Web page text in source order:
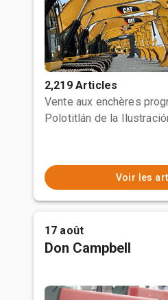
2,219 Articles
Vente aux enchères
Polotitlán de la
Voir les
17 août
Don Campbell